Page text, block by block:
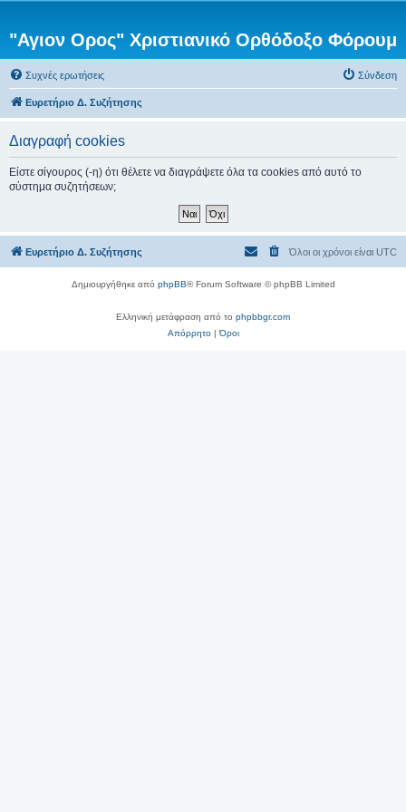
"Αγιον Ορος" Χριστιανικό Ορθόδοξο Φόρουμ
Συχνές ερωτήσεις Σύνδεση
Ευρετήριο Δ. Συζήτησης
Διαγραφή cookies
Είστε σίγουρος (-η) ότι θέλετε να διαγράψετε όλα τα cookies από αυτό το
σύστημα συζητήσεων;
Ευρετήριο Δ. Συζήτησης Όλοι οι χρόνοι είναι UTC
Δημιουργήθηκε από phpBB® Forum Software © phpBB Limited
Ελληνική μετάφραση από το phpbbgr.com
Απόρρητο|Όροι